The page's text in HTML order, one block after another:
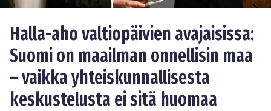
Halla-aho valtiopäivien avajaisissa:
Suomi on maailman onnellisin maa
– vaikka yhteiskunnallisesta
keskustelusta ei sitä huomaa